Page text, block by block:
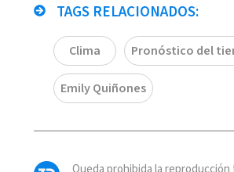
TAGS RELACIONADOS:
Clima Pronóstico del
Emily Quiñones